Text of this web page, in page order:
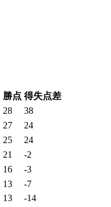
勝点 得失点差
28
38
27
24
25
24
21
-2
16
-3
13
-7
13
-14